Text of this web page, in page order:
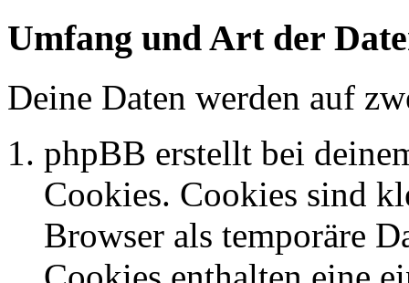
Umfang und Art der
Deine Daten werden auf
phpBB erstellt bei
Cookies. Cookies sind
Browser als temporäre